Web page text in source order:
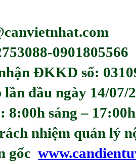
0901805566
ĐKKD số:
đầu ngày 14/07/
8:00h sáng –
nhiệm quản lý
gốc